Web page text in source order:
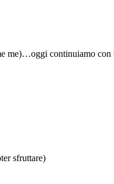
me)…oggi continuiamo con
sfruttare)